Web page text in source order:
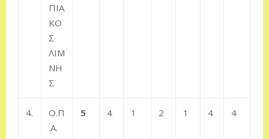
ΠΙΑ
ΚΟ
Σ
ΛΙΜ
ΝΗ
Σ
4.
Ο.Π
.Α.
5 4 1 2 1 4 4